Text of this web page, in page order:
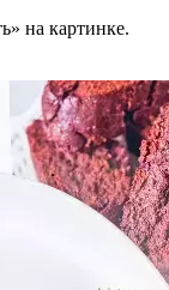
на картинке.